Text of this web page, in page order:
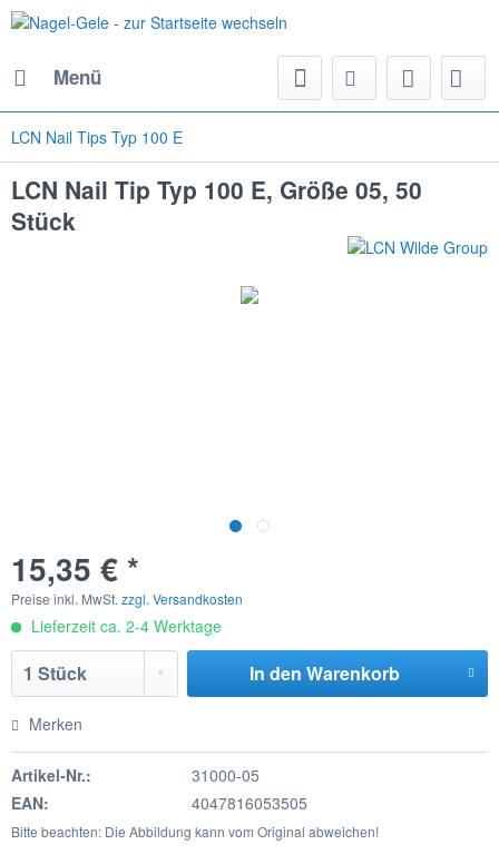
Menü
LCN Nail Tips Typ 100 E
LCN Nail Tip Typ 100 E, Größe 05, 50
Stück
15,35 € *
Preise inkl. MwSt. zzgl. Versandkosten
Lieferzeit ca. 2-4 Werktage
In den Warenkorb
Merken
Artikel-Nr.:
31000-05
EAN:
4047816053505
Bitte beachten: Die Abbildung kann vom Original abweichen!